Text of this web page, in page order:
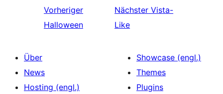
Vorheriger
Halloween
Nächster Vista-
Like
Über
News
Hosting (engl.)
Showcase (engl.)
Themes
Plugins